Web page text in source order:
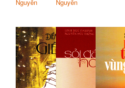
Nguyễn
Nguyễn